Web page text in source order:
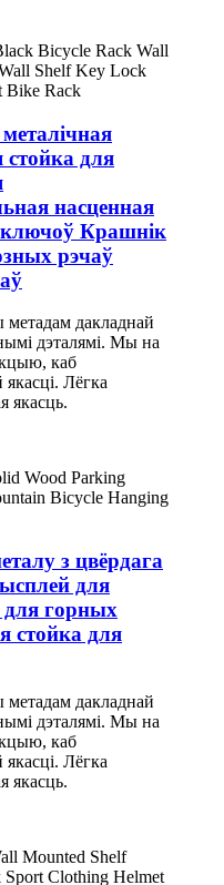
стойка для
насценная
Крашнік
рэчаў
метадам дакладнай
дэталямі. Мы на
каб
Лёгка
якасць.
з цвёрдага
для
для горных
стойка для
метадам дакладнай
дэталямі. Мы на
каб
Лёгка
якасць.